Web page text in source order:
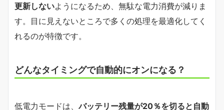
更新しないようになるため、無駄な電力消費が減りま
す。目に見えないところで多くの処理を最適化してく
れるのが特徴です。
どんなタイミングで自動的にオンになる？
低電力モードは、バッテリー残量が20％を切ると自動